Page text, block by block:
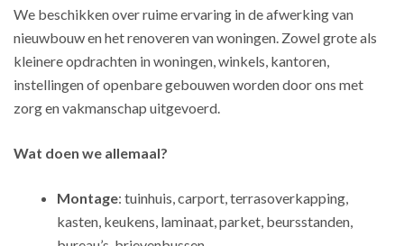
We beschikken over ruime ervaring in de afwerking van
nieuwbouw en het renoveren van woningen. Zowel grote als
kleinere opdrachten in woningen, winkels, kantoren,
instellingen of openbare gebouwen worden door ons met
zorg en vakmanschap uitgevoerd.
Wat doen we allemaal?
Montage: tuinhuis, carport, terrasoverkapping,
kasten, keukens, laminaat, parket, beursstanden,